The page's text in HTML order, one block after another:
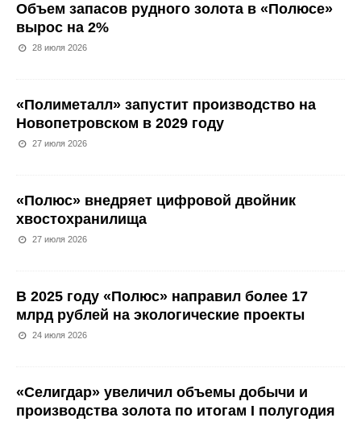
Объем запасов рудного золота в «Полюсе»
вырос на 2%
28 июля 2026
«Полиметалл» запустит производство на
Новопетровском в 2029 году
27 июля 2026
«Полюс» внедряет цифровой двойник
хвостохранилища
27 июля 2026
В 2025 году «Полюс» направил более 17
млрд рублей на экологические проекты
24 июля 2026
«Селигдар» увеличил объемы добычи и
производства золота по итогам I полугодия